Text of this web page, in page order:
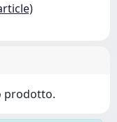
prodotto.